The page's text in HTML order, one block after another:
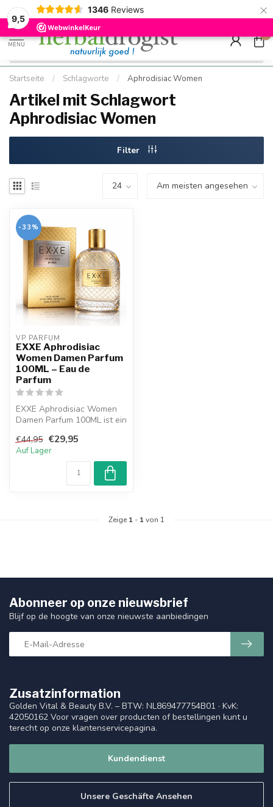
9,5
1346 Reviews ×
Kostenloser DE-Versand ab Mindestbestellwert |
Schnell geliefert
Minimum
Hızlı
MENU
0
Startseite / Schlagworte / Aphrodisiac Women
Artikel mit Schlagwort
Aphrodisiac Women
Filter
-33%
VP PARFUM
EXXE Aphrodisiac
Women Damen Parfum
100ML – Eau de
Parfum
EXXE Aphrodisiac Women
Damen Parfum 100ML ist ein
Inhal...
€44,95 €29,95
Auf Lager
Zeige 1 - 1von 1
Zusatzinformation
Golden Vital & Beauty B.V. – BTW: NL869477754B01 · KvK:
42050162 Voor vragen over producten of bestellingen kunt u
terecht op onze klantenservicepagina.
Kundendienst
Unsere Geschäfte Ansehen
Abonneer op onze nieuwsbrief
Blijf op de hoogte van onze nieuwste aanbiedingen